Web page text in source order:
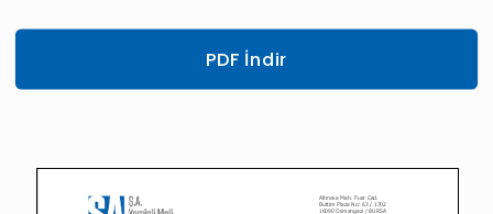
PDF İndir